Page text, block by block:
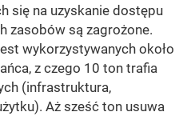
się na uzyskanie dostępu
zasobów są zagrożone.
wykorzystywanych około
z czego 10 ton trafia
(infrastruktura,
Aż sześć ton usuwa